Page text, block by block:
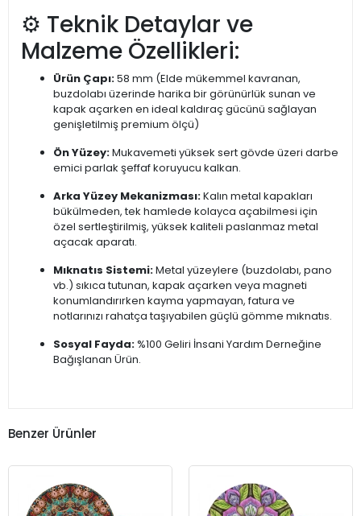
⚙️ Teknik Detaylar ve
Malzeme Özellikleri:
Ürün Çapı:58 mm (Elde mükemmel kavranan,
buzdolabı üzerinde harika bir görünürlük sunan ve
kapak açarken en ideal kaldıraç gücünü sağlayan
genişletilmiş premium ölçü)
Ön Yüzey:Mukavemeti yüksek sert gövde üzeri darbe
emici parlak şeffaf koruyucu kalkan.
Arka Yüzey Mekanizması:Kalın metal kapakları
bükülmeden, tek hamlede kolayca açabilmesi için
özel sertleştirilmiş, yüksek kaliteli paslanmaz metal
açacak aparatı.
Mıknatıs Sistemi:Metal yüzeylere (buzdolabı, pano
vb.) sıkıca tutunan, kapak açarken veya magneti
konumlandırırken kayma yapmayan, fatura ve
notlarınızı rahatça taşıyabilen güçlü gömme mıknatıs.
Sosyal Fayda: %100 Geliri İnsani Yardım Derneğine
Bağışlanan Ürün.
Benzer Ürünler